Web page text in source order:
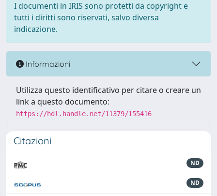
I documenti in IRIS sono protetti da copyright e
tutti i diritti sono riservati, salvo diversa
indicazione.
Informazioni
Utilizza questo identificativo per citare o creare un
link a questo documento:
https://hdl.handle.net/11379/155416
Citazioni
ND
ND